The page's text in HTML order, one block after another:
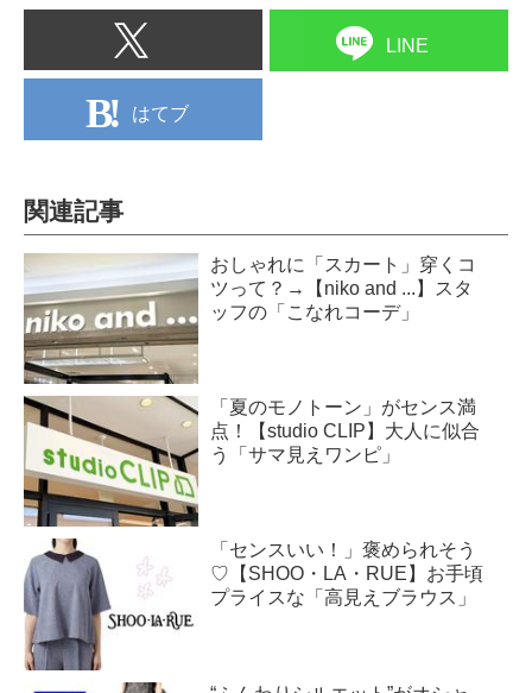
LINE
はてブ
関連記事
おしゃれに「スカート」穿くコ
ツって？→【niko and ...】スタ
ッフの「こなれコーデ」
「夏のモノトーン」がセンス満
点！【studio CLIP】大人に似合
う「サマ見えワンピ」
「センスいい！」褒められそう
♡【SHOO・LA・RUE】お手頃
プライスな「高見えブラウス」